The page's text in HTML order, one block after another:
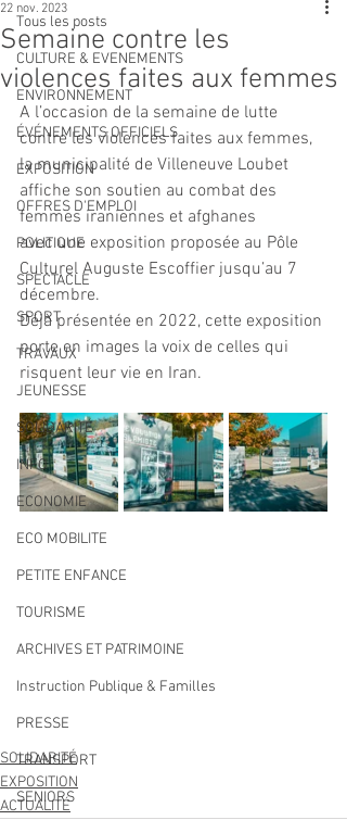
Tous les posts
CULTURE & EVENEMENTS
ENVIRONNEMENT
ÉVÉNEMENTS OFFICIELS
EXPOSITION
OFFRES D'EMPLOI
POLITIQUE
SPECTACLE
SPORT
TRAVAUX
JEUNESSE
SOLIDARITÉ
INFO
ECONOMIE
ECO MOBILITE
PETITE ENFANCE
TOURISME
ARCHIVES ET PATRIMOINE
Instruction Publique & Familles
PRESSE
TRANSPORT
SENIORS
Semaine contre les
violences faites aux femmes
22 nov. 2023
A l’occasion de la semaine de lutte
contre les violences faites aux femmes,
la municipalité de Villeneuve Loubet
affiche son soutien au combat des
femmes iraniennes et afghanes
avec une exposition proposée au Pôle
Culturel Auguste Escoffier jusqu’au 7
décembre.
Déjà présentée en 2022, cette exposition
porte en images la voix de celles qui
risquent leur vie en Iran.
SOLIDARITÉ
EXPOSITION
ACTUALITÉ